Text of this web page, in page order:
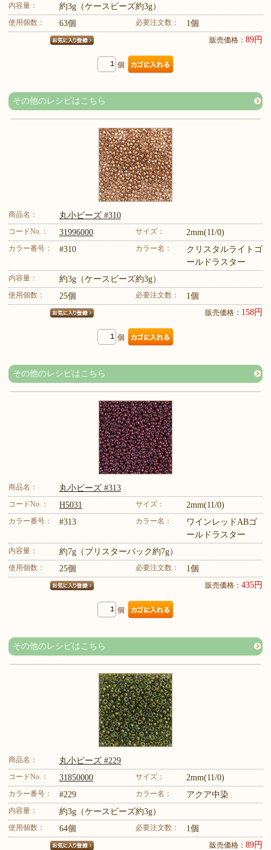
内容量： 約3g（ケースビーズ約3g）
使用個数： 63個 必要注文数： 1個
販売価格： 89円
個
その他のレシピはこちら
商品名： 丸小ビーズ #310
コードNo.： 31996000 サイズ： 2mm(11/0)
カラー番号： #310 カラー名：
クリスタルライトゴ
ールドラスター
内容量： 約3g（ケースビーズ約3g）
使用個数： 25個 必要注文数： 1個
販売価格： 158円
個
その他のレシピはこちら
商品名： 丸小ビーズ #313
コードNo.： H5031 サイズ： 2mm(11/0)
カラー番号： #313 カラー名：
ワインレッドABゴ
ールドラスター
内容量： 約7g（ブリスターパック約7g）
使用個数： 25個 必要注文数： 1個
販売価格： 435円
個
その他のレシピはこちら
商品名： 丸小ビーズ #229
コードNo.： 31850000 サイズ： 2mm(11/0)
カラー番号： #229 カラー名： アクア中染
内容量： 約3g（ケースビーズ約3g）
使用個数： 64個 必要注文数： 1個
販売価格： 89円